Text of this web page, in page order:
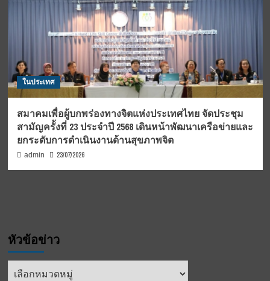
ในประเทศ
สมาคมเพื่อผู้บกพร่องทางจิตแห่งประเทศไทย จัดประชุม
สามัญครั้งที่ 23 ประจำปี 2568 เดินหน้าพัฒนาเครือข่ายและ
ยกระดับการดำเนินงานด้านสุขภาพจิต
admin 23/07/2026
หัวข้อข่าว
หัวข้อ